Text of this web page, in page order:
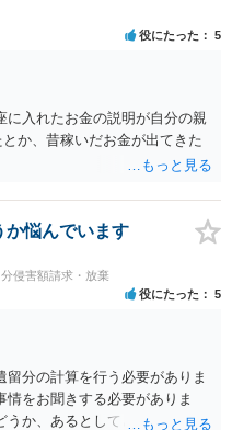
有効なのかという問題もあ
役にたった 5
入れたお金の説明が自分の親
か、昔稼いだお金が出てきた
か悩んでいます
侵害額請求・放棄
役にたった 5
分の計算を行う必要がありま
をお聞きする必要がありま
うか、あるとしてどの程度の金